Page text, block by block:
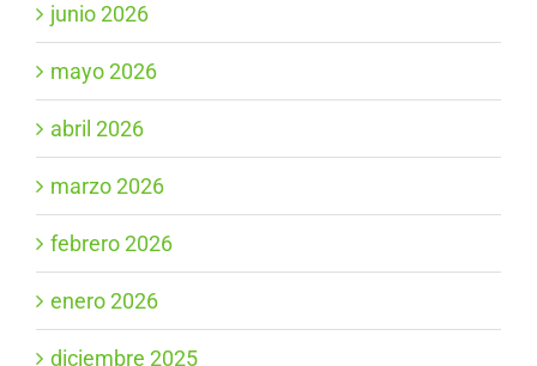
junio 2026
mayo 2026
abril 2026
marzo 2026
febrero 2026
enero 2026
diciembre 2025